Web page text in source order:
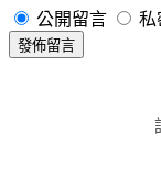
公開留言 私
發佈留言